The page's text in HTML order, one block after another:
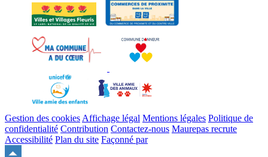
Gestion des cookies Affichage légal Mentions légales Politique de
confidentialité Contribution Contactez-nous Maurepas recrute
Accessibilité Plan du site Façonné par